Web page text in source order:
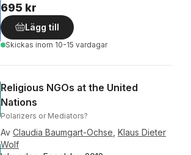
695 kr
Lägg till
Skickas inom 10-15 vardagar
Religious NGOs at the United
Nations
Polarizers or Mediators?
Av Claudia Baumgart-Ochse Klaus Dieter
Wolf